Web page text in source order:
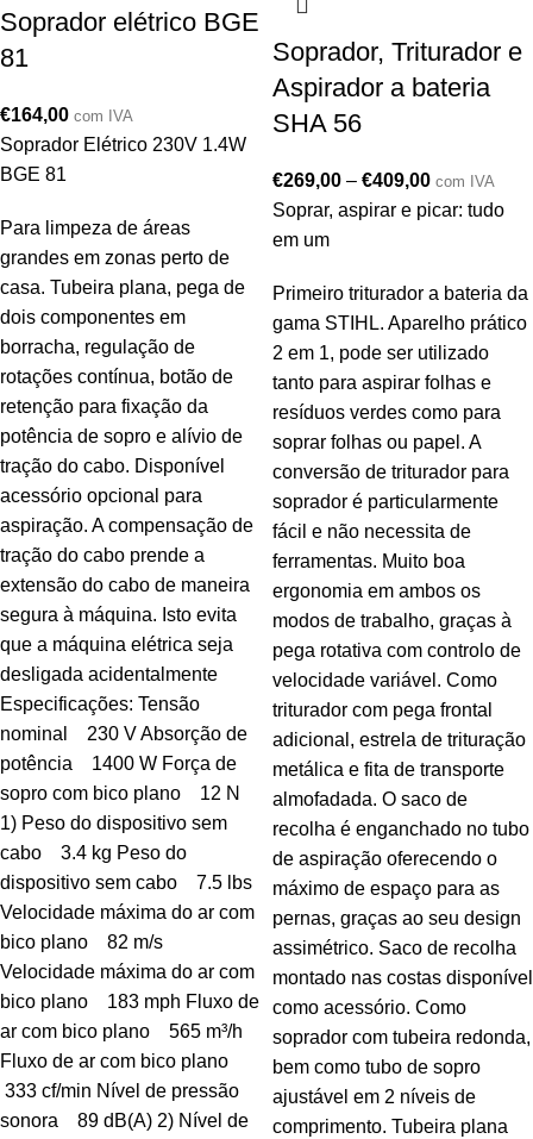
Soprador elétrico BGE
81
€164,00 com IVA
Soprador Elétrico 230V 1.4W
BGE 81
Para limpeza de áreas
grandes em zonas perto de
casa. Tubeira plana, pega de
dois componentes em
borracha, regulação de
rotações contínua, botão de
retenção para fixação da
potência de sopro e alívio de
tração do cabo. Disponível
acessório opcional para
aspiração. A compensação de
tração do cabo prende a
extensão do cabo de maneira
segura à máquina. Isto evita
que a máquina elétrica seja
desligada acidentalmente
Especificações: Tensão
nominal 230 V Absorção de
potência 1400 W Força de
sopro com bico plano 12 N
1) Peso do dispositivo sem
cabo 3.4 kg Peso do
dispositivo sem cabo 7.5 lbs
Velocidade máxima do ar com
bico plano 82 m/s
Velocidade máxima do ar com
bico plano 183 mph Fluxo de
ar com bico plano 565 m³/h
Fluxo de ar com bico plano
333 cf/min Nível de pressão
sonora 89 dB(A) 2) Nível de
Soprador, Triturador e
Aspirador a bateria
SHA 56
€269,00 – €409,00 com IVA
Soprar, aspirar e picar: tudo
em um
Primeiro triturador a bateria da
gama STIHL. Aparelho prático
2 em 1, pode ser utilizado
tanto para aspirar folhas e
resíduos verdes como para
soprar folhas ou papel. A
conversão de triturador para
soprador é particularmente
fácil e não necessita de
ferramentas. Muito boa
ergonomia em ambos os
modos de trabalho, graças à
pega rotativa com controlo de
velocidade variável. Como
triturador com pega frontal
adicional, estrela de trituração
metálica e fita de transporte
almofadada. O saco de
recolha é enganchado no tubo
de aspiração oferecendo o
máximo de espaço para as
pernas, graças ao seu design
assimétrico. Saco de recolha
montado nas costas disponível
como acessório. Como
soprador com tubeira redonda,
bem como tubo de sopro
ajustável em 2 níveis de
comprimento. Tubeira plana